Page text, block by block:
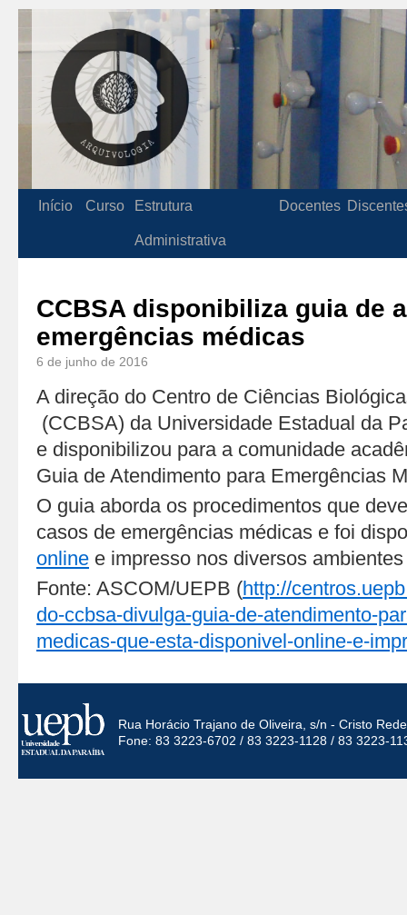
Início Curso Estrutura
Administrativa
Docentes
CCBSA disponibiliza guia de
emergências médicas
6 de junho de 2016
A direção do Centro de Ciências
(CCBSA) da Universidade Estadual da
e disponibilizou para a comunidade
Guia de Atendimento para Emergências
O guia aborda os procedimentos que
casos de emergências médicas e foi
online e impresso nos diversos
Fonte: ASCOM/UEPB (http://
do-ccbsa-divulga-guia-de-atendimento-
medicas-que-esta-disponivel-online-e-
Rua Horácio Trajano de Oliveira, s/n - Cristo
Fone: 83 3223-6702 / 83 3223-1128 / 83 3223-